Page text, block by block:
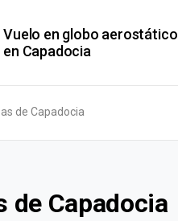
Vuelo en globo aerostático
en Capadocia
de Capadocia
de Capadocia